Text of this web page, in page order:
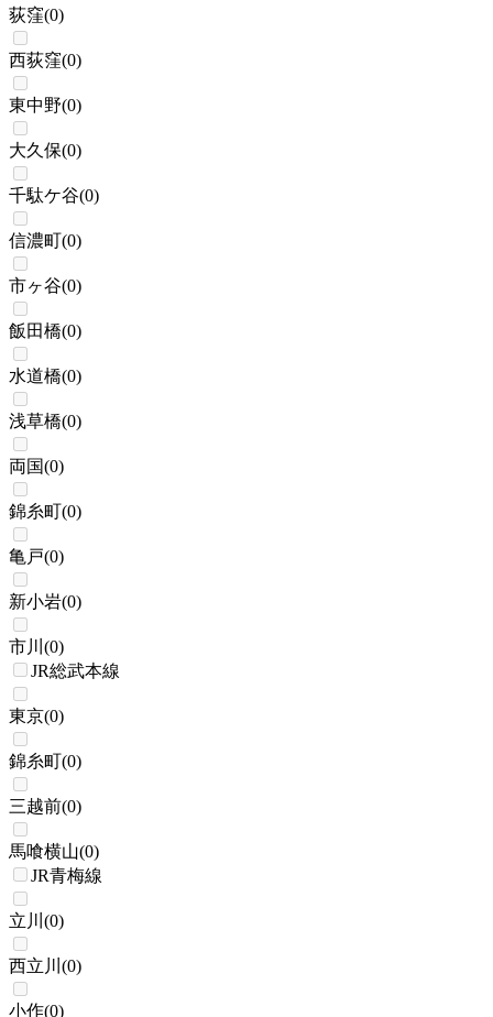
荻窪(0)
西荻窪(0)
東中野(0)
大久保(0)
千駄ケ谷(0)
信濃町(0)
市ヶ谷(0)
飯田橋(0)
水道橋(0)
浅草橋(0)
両国(0)
錦糸町(0)
亀戸(0)
新小岩(0)
市川 (0)
JR総武本線
東京(0)
錦糸町(0)
三越前(0)
馬喰横山(0)
JR青梅線
立川 (0)
西立川 (0)
小作(0)